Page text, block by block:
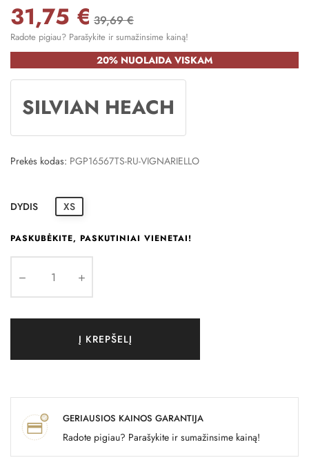
31,75 € 39,69 €
Radote pigiau? Parašykite ir sumažinsime kainą!
20% NUOLAIDA VISKAM
SILVIAN HEACH
Prekės kodas: PGP16567TS-RU-VIGNARIELLO
DYDIS XS
PASKUBĖKITE, PASKUTINIAI VIENETAI!
Į KREPŠELĮ
GERIAUSIOS KAINOS GARANTIJA
Radote pigiau? Parašykite ir sumažinsime kainą!